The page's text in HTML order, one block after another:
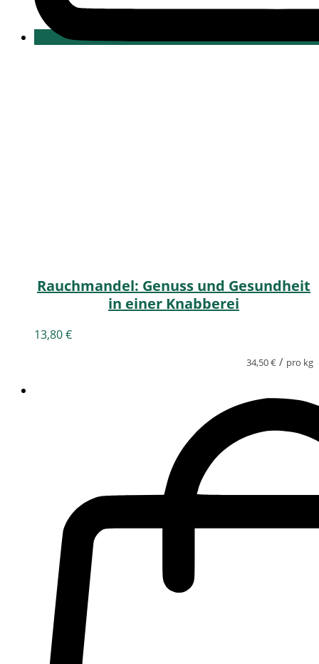
Rauchmandel: Genuss und Gesundheit
in einer Knabberei
13,80€
34,50€ / pro kg